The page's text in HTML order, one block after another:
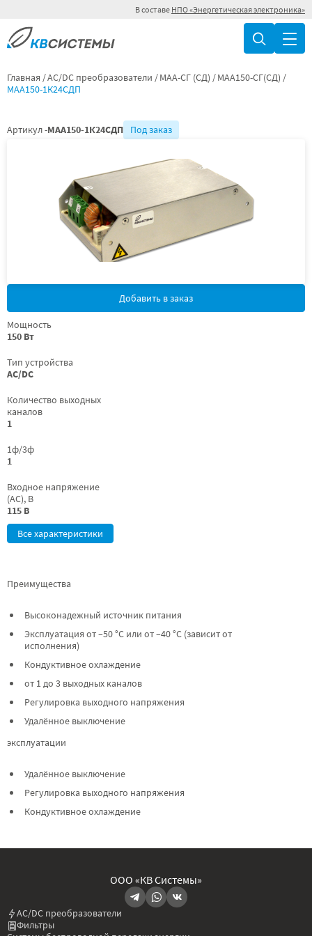
В составе НПО «Энергетическая электроника»
Главная AC/DC преобразователи МАА-СГ (СД)
МАА150-СГ(СД)
МАА150-1К24СДП
Артикул -МАА150-1К24СДП Под заказ
Добавить в заказ
Мощность
150 Вт
Тип устройства
AC/DC
Количество выходных
каналов
1
1ф/3ф
1
Входное напряжение
(AC), В
115 В
Все характеристики
Преимущества
Высоконадежный источник питания
Эксплуатация от –50 °C или от –40 °C (зависит от
исполнения)
Кондуктивное охлаждение
от 1 до 3 выходных каналов
Регулировка выходного напряжения
Удалённое выключение
эксплуатации
Удалённое выключение
Регулировка выходного напряжения
Кондуктивное охлаждение
ООО «КВ Системы»
AC/DC преобразователи
Фильтры